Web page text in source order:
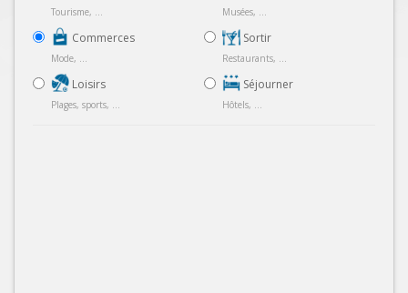
Tourisme, ...
Commerces
Mode, ...
Loisirs
Plages, sports, ...
Musées, ...
Sortir
Restaurants, ...
Séjourner
Hôtels, ...